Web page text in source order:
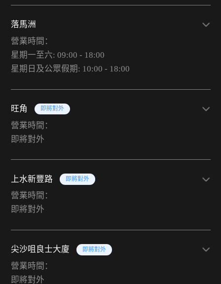
落馬洲
營業時間：
星期一至六: 09:00 - 18:00
星期日及公眾假期: 10:00 - 18:00
旺角 即將對外
營業時間：
即將對外
上水新豐路 即將對外
營業時間：
即將對外
尖沙咀良士大廈 即將對外
營業時間：
即將對外